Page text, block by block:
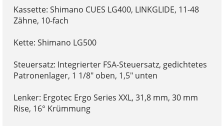
Kassette: Shimano CUES LG400, LINKGLIDE, 11-48
Zähne, 10-fach
Kette: Shimano LG500
Steuersatz: Integrierter FSA-Steuersatz, gedichtetes
Patronenlager, 1 1/8" oben, 1,5" unten
Lenker: Ergotec Ergo Series XXL, 31,8 mm, 30 mm
Rise, 16° Krümmung